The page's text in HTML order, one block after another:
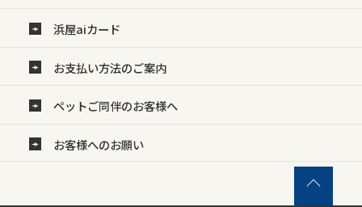
浜屋aiカード
お支払い方法のご案内
ペットご同伴のお客様へ
お客様へのお願い